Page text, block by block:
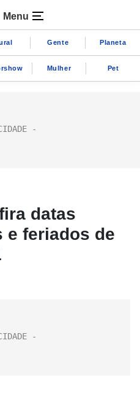
Menu
Gente Planeta
Mulher Pet
datas
e feriados de